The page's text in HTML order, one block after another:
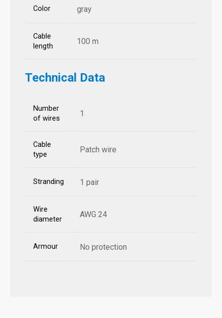
Color gray
Cable
length
100 m
Technical Data
Number
of wires
1
Cable
type
Patch wire
Stranding 1 pair
Wire
diameter
AWG 24
Armour No protection